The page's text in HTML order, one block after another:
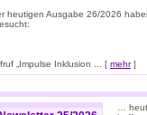
heutigen Ausgabe 26/2026
„Impulse Inklusion ... [ mehr]
…